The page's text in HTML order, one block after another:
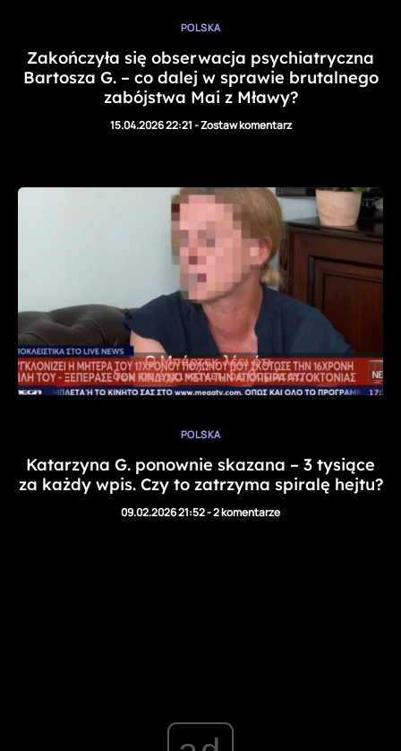
POLSKA
Zakończyła się obserwacja psychiatryczna
Bartosza G. – co dalej w sprawie brutalnego
zabójstwa Mai z Mławy?
15.04.2026 22:21-Zostaw komentarz
POLSKA
Katarzyna G. ponownie skazana – 3 tysiące
za każdy wpis. Czy to zatrzyma spiralę hejtu?​
09.02.2026 21:52-2 komentarze